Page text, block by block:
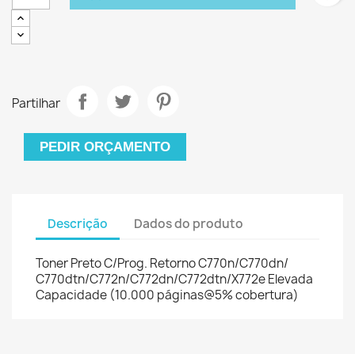
Partilhar
PEDIR ORÇAMENTO
Descrição Dados do produto
Toner Preto C/Prog. Retorno C770n/C770dn/
C770dtn/C772n/C772dn/C772dtn/X772e Elevada
Capacidade (10.000 páginas@5% cobertura)